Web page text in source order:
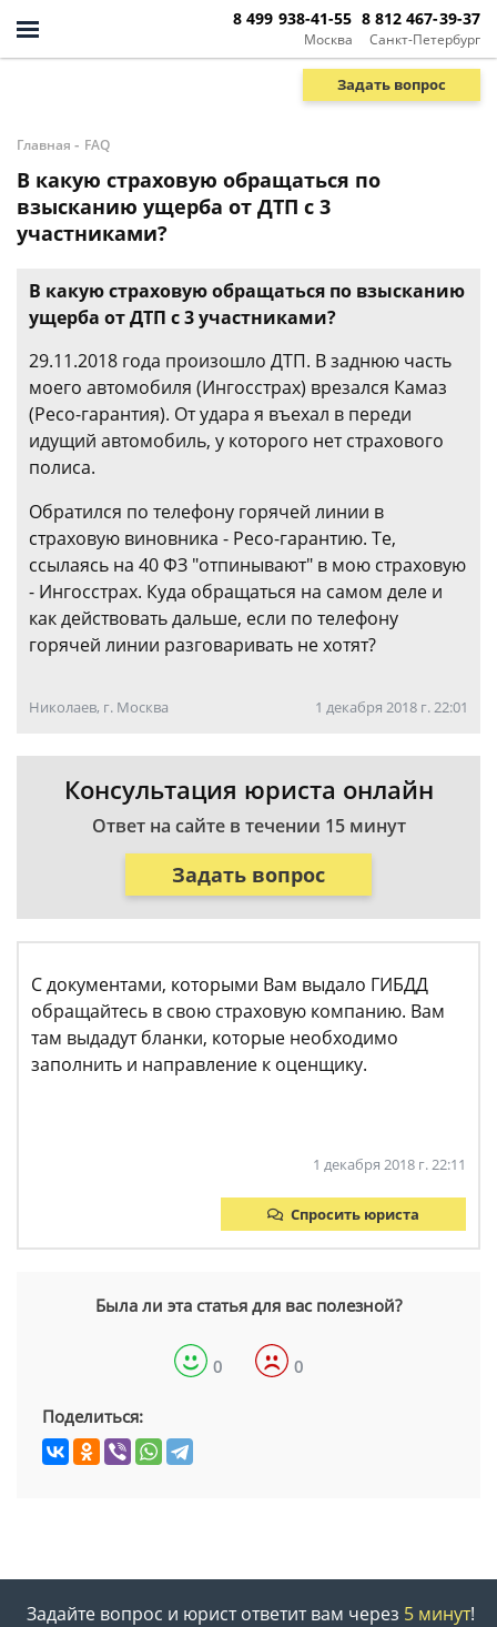
Москва
8 499 938-41-55
Санкт-Петербург
8 812 467-39-37
Задать вопрос
Главная - FAQ
В какую страховую обращаться по
взысканию ущерба от ДТП с 3
участниками?
В какую страховую обращаться по взысканию
ущерба от ДТП с 3 участниками?
29.11.2018 года произошло ДТП. В заднюю часть
моего автомобиля (Ингосстрах) врезался Камаз
(Ресо-гарантия). От удара я въехал в переди
идущий автомобиль, у которого нет страхового
полиса.
Обратился по телефону горячей линии в
страховую виновника - Ресо-гарантию. Те,
ссылаясь на 40 ФЗ "отпинывают" в мою страховую
- Ингосстрах. Куда обращаться на самом деле и
как действовать дальше, если по телефону
горячей линии разговаривать не хотят?
Николаев, г. Москва 1 декабря 2018 г. 22:01
Консультация юриста онлайн
Ответ на сайте в течении 15 минут
Задать вопрос
С документами, которыми Вам выдало ГИБДД
обращайтесь в свою страховую компанию. Вам
там выдадут бланки, которые необходимо
заполнить и направление к оценщику.
1 декабря 2018 г. 22:11
Спросить юриста
Была ли эта статья для вас полезной?
0 0
Поделиться:
Задайте вопрос и юрист ответит вам через 5 минут!